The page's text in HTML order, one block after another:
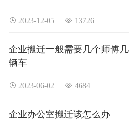
 2023-12-05  13726
企业搬迁一般需要几个师傅几
辆车
 2023-06-02  4684
企业办公室搬迁该怎么办